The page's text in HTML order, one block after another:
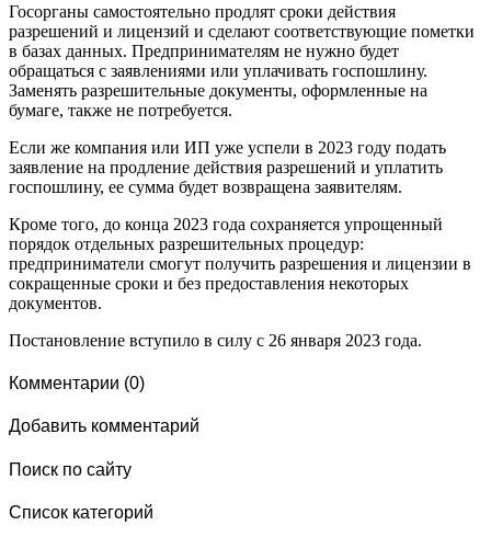
Госорганы самостоятельно продлят сроки действия
разрешений и лицензий и сделают соответствующие пометки
в базах данных. Предпринимателям не нужно будет
обращаться с заявлениями или уплачивать госпошлину.
Заменять разрешительные документы, оформленные на
бумаге, также не потребуется.
Если же компания или ИП уже успели в 2023 году подать
заявление на продление действия разрешений и уплатить
госпошлину, ее сумма будет возвращена заявителям.
Кроме того, до конца 2023 года сохраняется упрощенный
порядок отдельных разрешительных процедур:
предприниматели смогут получить разрешения и лицензии в
сокращенные сроки и без предоставления некоторых
документов.
Постановление вступило в силу с 26 января 2023 года.
Комментарии (0)
Добавить комментарий
Поиск по сайту
Список категорий